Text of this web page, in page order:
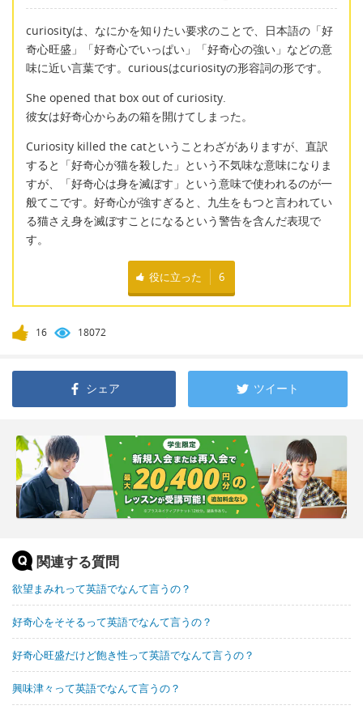
curiosityは、なにかを知りたい要求のことで、日本語の「好
奇心旺盛」「好奇心でいっぱい」「好奇心の強い」などの意
味に近い言葉です。curiousはcuriosityの形容詞の形です。
She opened that box out of curiosity.
彼女は好奇心からあの箱を開けてしまった。
Curiosity killed the catということわざがありますが、直訳
すると「好奇心が猫を殺した」という不気味な意味になりま
すが、「好奇心は身を滅ぼす」という意味で使われるのが一
般てこです。好奇心が強すぎると、九生をもつと言われてい
る猫さえ身を滅ぼすことになるという警告を含んだ表現で
す。
役に立った 6
16 18072
シェア ツイート
関連する質問
欲望まみれって英語でなんて言うの？
好奇心をそそるって英語でなんて言うの？
好奇心旺盛だけど飽き性って英語でなんて言うの？
興味津々って英語でなんて言うの？